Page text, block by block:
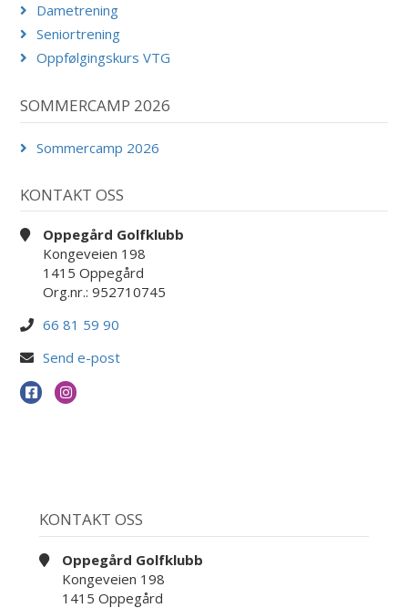
Dametrening
Seniortrening
Oppfølgingskurs VTG
SOMMERCAMP 2026
Sommercamp 2026
KONTAKT OSS
Oppegård Golfklubb
Kongeveien 198
1415 Oppegård
Org.nr.: 952710745
66 81 59 90
Send e-post
KONTAKT OSS
Oppegård Golfklubb
Kongeveien 198
1415 Oppegård